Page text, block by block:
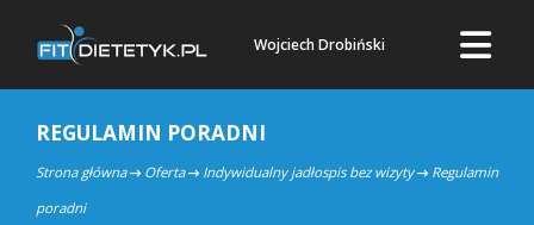
Wojciech Drobiński
REGULAMIN PORADNI
Strona główna Oferta Indywidualny jadłospis bez wizyty
Regulamin
poradni